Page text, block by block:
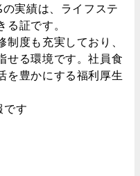
実績は、ライフステ
証です。
度も充実しており、
せる環境です。社員食
を豊かにする福利厚生
す